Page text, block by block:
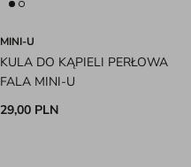
MINI-U
KULA DO KĄPIELI PERŁOWA
FALA MINI-U
29,00 PLN